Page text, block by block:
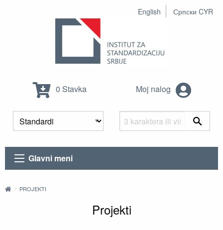
English Српски CYR
0 Stavka Moj nalog
Glavni meni
PROJEKTI
Projekti